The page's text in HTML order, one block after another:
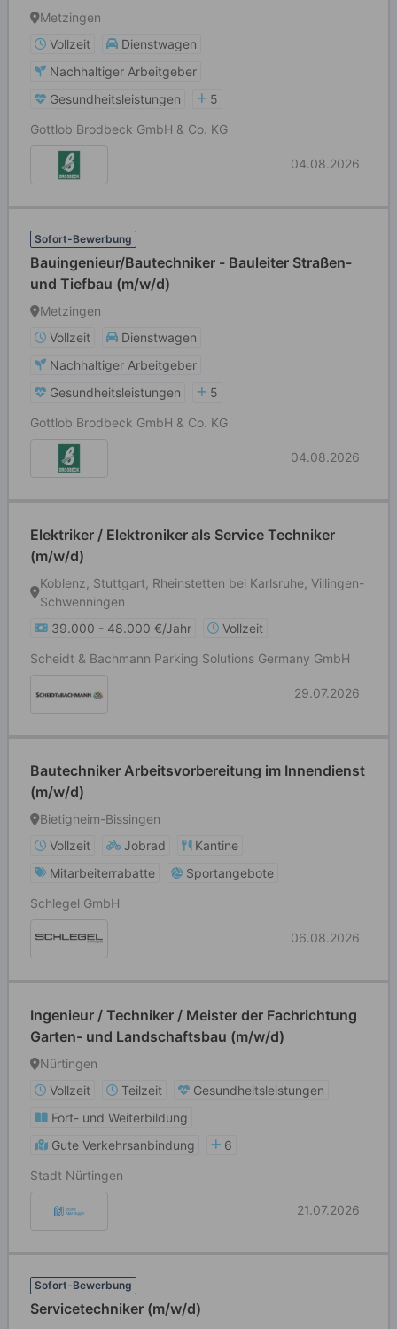
Metzingen
Vollzeit
Dienstwagen
Nachhaltiger Arbeitgeber
Gesundheitsleistungen
5
Gottlob Brodbeck GmbH & Co. KG
04.08.2026
Sofort-Bewerbung
Bauingenieur/Bautechniker - Bauleiter Straßen-
und Tiefbau (m/w/d)
Metzingen
Vollzeit
Dienstwagen
Nachhaltiger Arbeitgeber
Gesundheitsleistungen
5
Gottlob Brodbeck GmbH & Co. KG
04.08.2026
Elektriker / Elektroniker als Service Techniker
(m/w/d)
Koblenz, Stuttgart, Rheinstetten bei Karlsruhe, Villingen-
Schwenningen
39.000 - 48.000 €/Jahr
Vollzeit
Scheidt & Bachmann Parking Solutions Germany GmbH
29.07.2026
Bautechniker Arbeitsvorbereitung im Innendienst
(m/w/d)
Bietigheim-Bissingen
Vollzeit
Jobrad
Kantine
Mitarbeiterrabatte
Sportangebote
Schlegel GmbH
06.08.2026
Ingenieur / Techniker / Meister der Fachrichtung
Garten- und Landschaftsbau (m/w/d)
Nürtingen
Vollzeit
Teilzeit
Gesundheitsleistungen
Fort- und Weiterbildung
Gute Verkehrsanbindung
6
Stadt Nürtingen
21.07.2026
Sofort-Bewerbung
Servicetechniker (m/w/d)